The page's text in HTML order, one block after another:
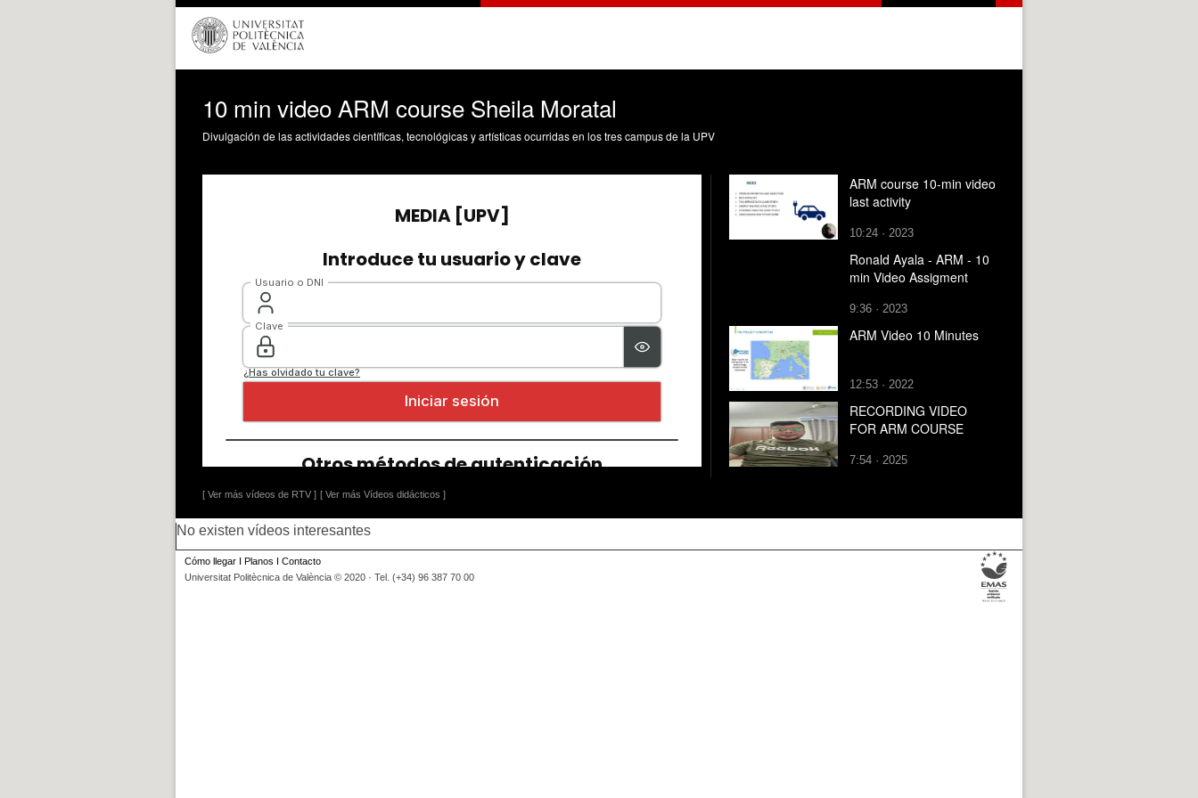
10 min video ARM course Sheila Moratal
Divulgación de las actividades científicas, tecnológicas y artísticas ocurridas en los tres campus de la UPV
[ Ver más vídeos de RTV ] [ Ver más Vídeos didácticos ]
ARM course 10-min video
last activity
10:24 · 2023
Ronald Ayala - ARM - 10
min Video Assigment
9:36 · 2023
ARM Video 10 Minutes
12:53 · 2022
RECORDING VIDEO
FOR ARM COURSE
7:54 · 2025
No existen vídeos interesantes
Cómo llegar I Planos I Contacto
Universitat Politècnica de València © 2020 · Tel. (+34) 96 387 70 00